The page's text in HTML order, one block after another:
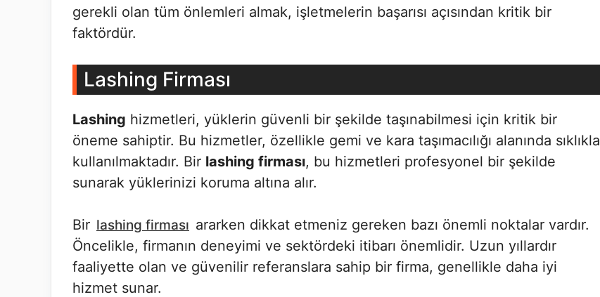
gerekli olan tüm önlemleri almak, işletmelerin başarısı açısından kritik bir
faktördür.
Lashing Firması
Lashing hizmetleri, yüklerin güvenli bir şekilde taşınabilmesi için kritik bir
öneme sahiptir. Bu hizmetler, özellikle gemi ve kara taşımacılığı alanında sıklıkla
kullanılmaktadır. Bir lashing firması, bu hizmetleri profesyonel bir şekilde
sunarak yüklerinizi koruma altına alır.
Bir lashing firması ararken dikkat etmeniz gereken bazı önemli noktalar vardır.
Öncelikle, firmanın deneyimi ve sektördeki itibarı önemlidir. Uzun yıllardır
faaliyette olan ve güvenilir referanslara sahip bir firma, genellikle daha iyi
hizmet sunar.